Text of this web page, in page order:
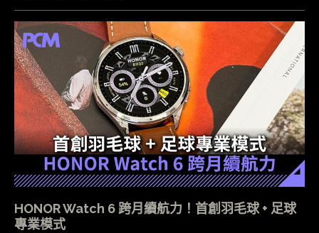
HONOR Watch 6 跨月續航力！首創羽毛球 + 足球
專業模式